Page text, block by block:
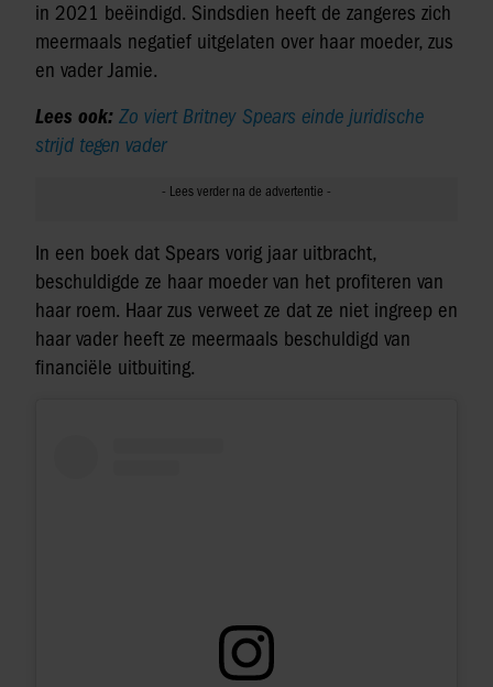
in 2021 beëindigd. Sindsdien heeft de zangeres zich
meermaals negatief uitgelaten over haar moeder, zus
en vader Jamie.
Lees ook: Zo viert Britney Spears einde juridische
strijd tegen vader
In een boek dat Spears vorig jaar uitbracht,
beschuldigde ze haar moeder van het profiteren van
haar roem. Haar zus verweet ze dat ze niet ingreep en
haar vader heeft ze meermaals beschuldigd van
financiële uitbuiting.